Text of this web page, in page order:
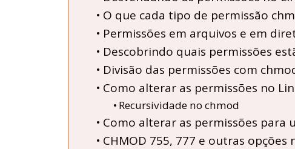
O que cada tipo de permissão
Permissões em arquivos e em
Descobrindo quais permissões
Divisão das permissões com
Como alterar as permissões no
Recursividade no chmod
Como alterar as permissões para
CHMOD 755, 777 e outras opções